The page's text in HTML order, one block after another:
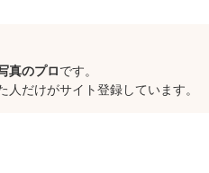
いただきますので、お気軽にご相
しいです🌿
真のプロです。
だけがサイト登録しています。